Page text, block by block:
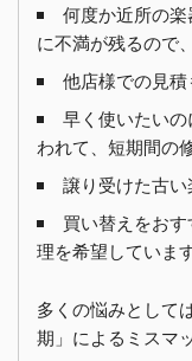
何度か近所の
に不満が残るので
他店様での見積
早く使いたい
われて、短期間の
譲り受けた古
買い替えをお
理を希望しています
多くの悩みとして
期」によるミスマ